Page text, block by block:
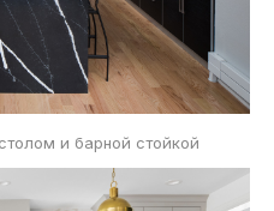
и барной стойкой